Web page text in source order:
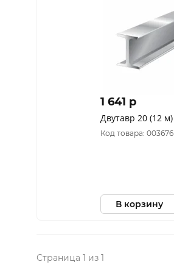
1 641 p
Двутавр 20 (12 м)
Код товара: 003676
В корзину
Страница 1 из 1